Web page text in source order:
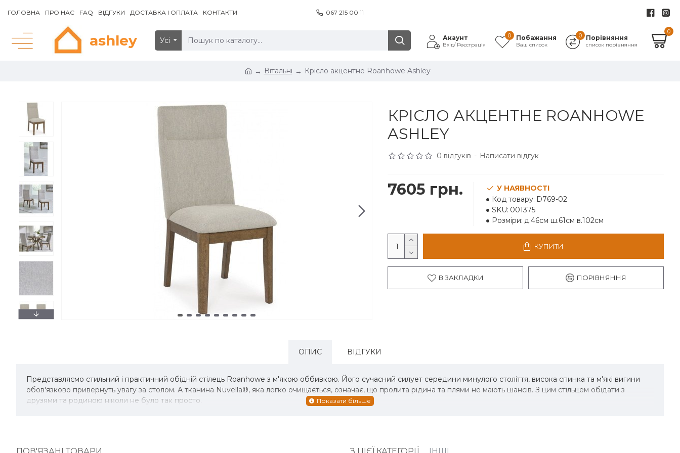
ГОЛОВНА ПРО НАС FAQ ВІДГУКИ ДОСТАВКА І ОПЛАТА КОНТАКТИ 067 215 00 11
ashley Усі Акаунт
Вхід/ Реєстрація
Побажання
Ваш список
0 Порівняння
список порівняння
0
0
Вітальні Крісло акцентне Roanhowe Ashley
КРІСЛО АКЦЕНТНЕ ROANHOWE
ASHLEY
0 відгуків - Написати відгук
7605 грн.
У НАЯВНОСТІ
Код товару: D769-02
SKU: 001375
Розміри: д.46см ш.61см в.102см
КУПИТИ
В ЗАКЛАДКИ ПОРІВНЯННЯ
ОПИС ВІДГУКИ
Представляємо стильний і практичний обідній стілець Roanhowe з м'якою оббивкою. Його сучасний силует середини минулого століття, висока спинка та м'які вигини
обов'язково привернуть увагу за столом. А тканина Nuvella®, яка легко очищається, означає, що пролита рідина та плями не мають шансів. З цим стільцем обідати з
друзями та родиною ніколи не було так просто.